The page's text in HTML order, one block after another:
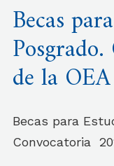
Becas
de la OEA
Becas para
Convocatoria